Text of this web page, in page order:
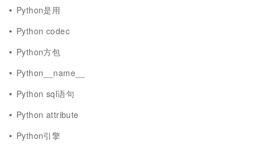
Python是用
Python codec
Python方包
Python__name__
Python sql语句
Python attribute
Python引擎